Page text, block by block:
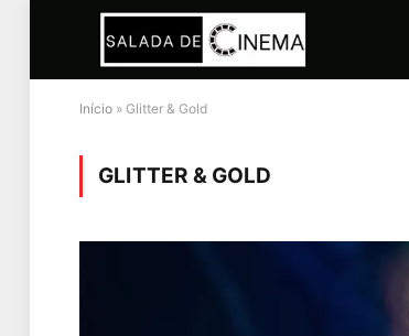
Início » Glitter & Gold
GLITTER & GOLD